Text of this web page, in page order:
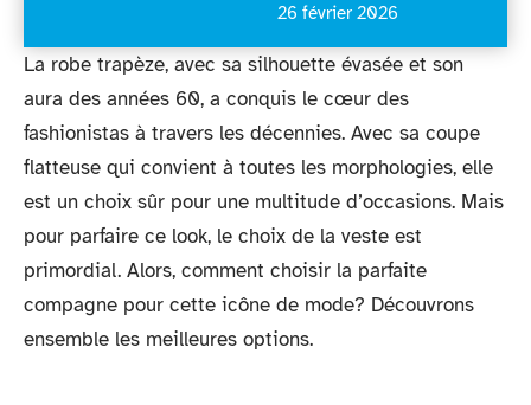
26 février 2026
La robe trapèze, avec sa silhouette évasée et son
aura des années 60, a conquis le cœur des
fashionistas à travers les décennies. Avec sa coupe
flatteuse qui convient à toutes les morphologies, elle
est un choix sûr pour une multitude d’occasions. Mais
pour parfaire ce look, le choix de la veste est
primordial. Alors, comment choisir la parfaite
compagne pour cette icône de mode? Découvrons
ensemble les meilleures options.